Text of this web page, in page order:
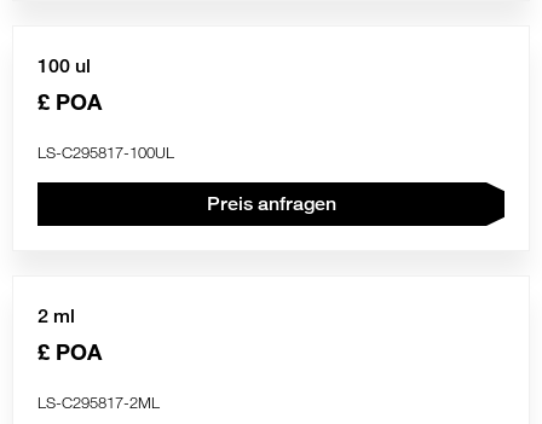
100 ul
£ POA
LS-C295817-100UL
Preis anfragen
2 ml
£ POA
LS-C295817-2ML